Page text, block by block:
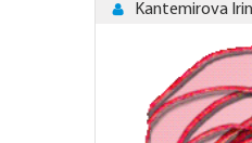
Kantemirova